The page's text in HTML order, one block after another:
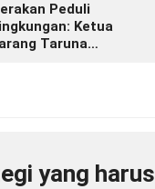
Peduli
Ketua
Taruna
yang harus